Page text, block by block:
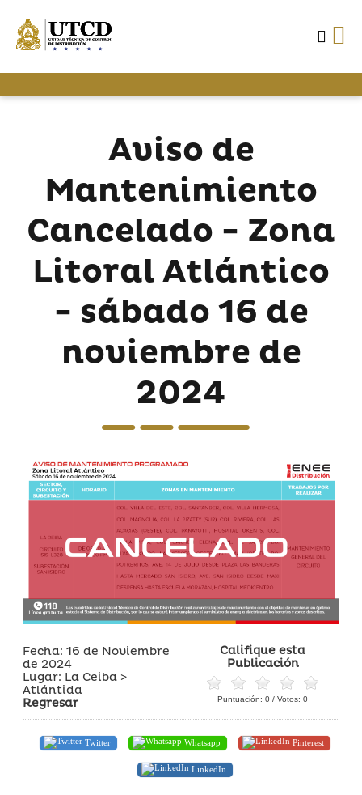
Aviso de
Mantenimiento
Cancelado - Zona
Litoral Atlántico
- sábado 16 de
noviembre de
2024
Fecha: 16 de Noviembre
de 2024
Lugar: La Ceiba >
Atlántida
Regresar
Califique esta
Publicación
Puntuación: 0 / Votos: 0
Twitter Whatsapp Pinterest
LinkedIn